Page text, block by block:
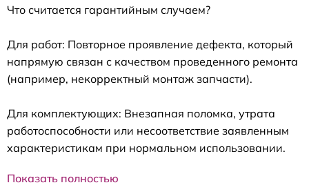
Что считается гарантийным случаем?
Для работ: Повторное проявление дефекта, который
напрямую связан с качеством проведенного ремонта
(например, некорректный монтаж запчасти).
Для комплектующих: Внезапная поломка, утрата
работоспособности или несоответствие заявленным
характеристикам при нормальном использовании.
Показать полностью